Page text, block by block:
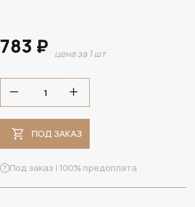
783 ₽ цена за 1 шт
ПОД ЗАКАЗ
Под заказ | 100% предоплата